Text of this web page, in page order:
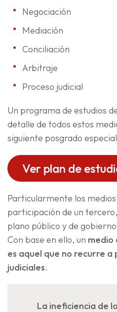
Negociación
Mediación
Conciliación
Arbitraje
Proceso judicial
Un programa de estudios
detalle de todos estos
siguiente posgrado
Ver plan de
Particularmente los
participación de un
plano público y de
Con base en ello, un medio
es aquel que no recurre a
judiciales.
La ineficiencia de